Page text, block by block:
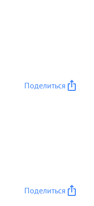
свыше 100
отвагу в период
Поделиться
Поделиться